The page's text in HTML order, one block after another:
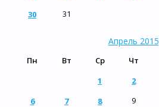
30
31
Апрель 2015
Пн Вт Ср Чт
1
2
6
7 8 9